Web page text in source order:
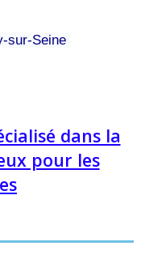
sur-Seine
dans la
pour les